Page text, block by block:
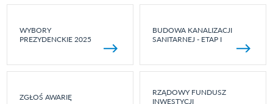
WYBORY
PREZYDENCKIE 2025
BUDOWA KANALIZACJI
SANITARNEJ - ETAP I
ZGŁOŚ AWARIĘ
RZĄDOWY FUNDUSZ
INWESTYCJI